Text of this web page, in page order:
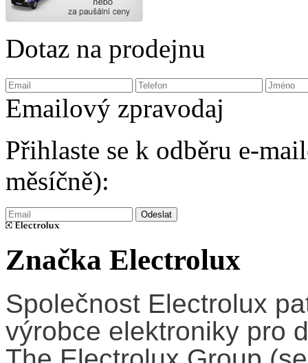
Dotaz na prodejnu
Emailový zpravodaj
Přihlaste se k odběru e-
měsíčně):
Značka Electrolux
Společnost Electrolux
výrobce elektroniky pro